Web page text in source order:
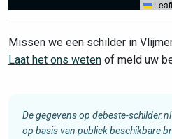
Missen we een schilder in
Laat het ons weten of meld uw
De gegevens op debeste-
op basis van publiek beschikbare